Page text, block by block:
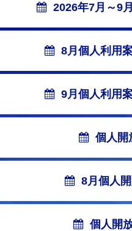
2026年7月～9
8月個人利用
9月個人利用
個人開
8月個人
個人開